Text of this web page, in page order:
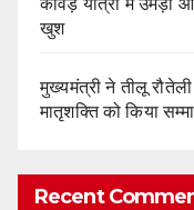
खुश
मुख्यमंत्री ने तीलू
मातृशक्ति को किया
Recent